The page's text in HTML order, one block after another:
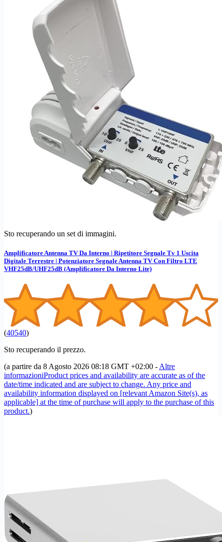
Sto recuperando un set di immagini.
Amplificatore Antenna TV Da Interno | Ripetitore Segnale Tv 1 Uscita
Digitale Terrestre | Potenziatore Segnale Antenna TV Con Filtro LTE
VHF25dB/UHF25dB (Amplificatore Da Interno Lite)
(40540)
Sto recuperando il prezzo.
(a partire da 8 Agosto 2026 08:18 GMT +02:00 - Altre
informazioniProduct prices and availability are accurate as of the
date/time indicated and are subject to change. Any price and
availability information displayed on [relevant Amazon Site(s), as
applicable] at the time of purchase will apply to the purchase of this
product.)